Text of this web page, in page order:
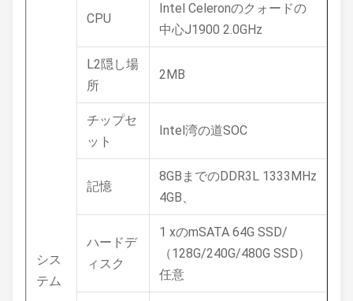
シス
テム
CPU
Intel Celeronのクォードの
中心J1900 2.0GHz
L2隠し場
所
2MB
チップセ
ット
Intel湾の道SOC
記憶
8GBまでのDDR3L 1333MHz
4GB、
ハードデ
ィスク
1 xのmSATA 64G SSD/
（128G/240G/480G SSD）
任意